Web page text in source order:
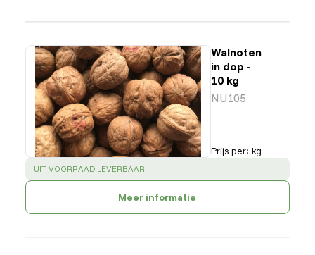
Walnoten
in dop -
10 kg
NU105
Prijs per: kg
SUCCESS:
UIT VOORRAAD LEVERBAAR
Meer informatie